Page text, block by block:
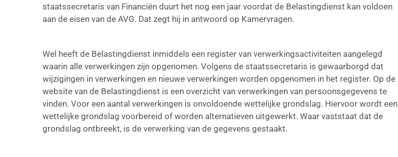
staatssecretaris van Financiën duurt het nog een jaar voordat de Belastingdienst kan voldoen
aan de eisen van de AVG. Dat zegt hij in antwoord op Kamervragen.
Wel heeft de Belastingdienst inmiddels een register van verwerkingsactiviteiten aangelegd
waarin alle verwerkingen zijn opgenomen. Volgens de staatssecretaris is gewaarborgd dat
wijzigingen in verwerkingen en nieuwe verwerkingen worden opgenomen in het register. Op de
website van de Belastingdienst is een overzicht van verwerkingen van persoonsgegevens te
vinden. Voor een aantal verwerkingen is onvoldoende wettelijke grondslag. Hiervoor wordt een
wettelijke grondslag voorbereid of worden alternatieven uitgewerkt. Waar vaststaat dat de
grondslag ontbreekt, is de verwerking van de gegevens gestaakt.